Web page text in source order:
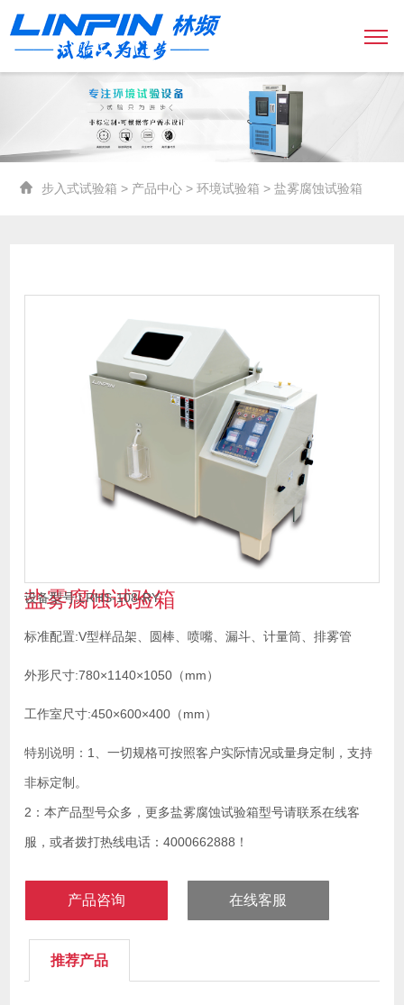
步入式试验箱 > 产品中心 >环境试验箱 > 盐雾腐蚀试验箱
盐雾腐蚀试验箱
设备型号:LRHS-108-RY
标准配置:V型样品架、圆棒、喷嘴、漏斗、计量筒、排雾管
外形尺寸:780×1140×1050（mm）
工作室尺寸:450×600×400（mm）
特别说明：1、一切规格可按照客户实际情况或量身定制，支持
非标定制。
2：本产品型号众多，更多盐雾腐蚀试验箱型号请联系在线客
服，或者拨打热线电话：4000662888！
产品咨询 在线客服
推荐产品